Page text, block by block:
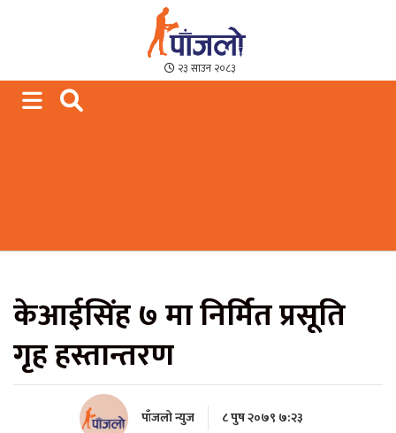
Paajalo News
We are from Far West Nepal
२३ साउन २०८३
केआईसिंह ७ मा निर्मित प्रसूति
गृह हस्तान्तरण
पाँजलो न्युज ८ पुष २०७९ ७:२३